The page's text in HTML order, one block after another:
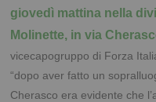
giovedì mattina nella
Molinette, in via
vicecapogruppo di Forza
“dopo aver fatto un
Cherasco era evidente che